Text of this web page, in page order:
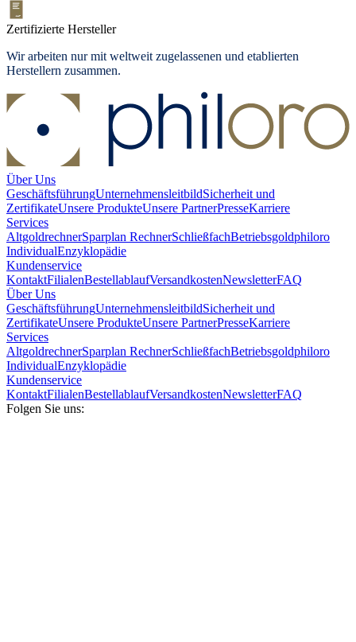
Zertifizierte Hersteller
Wir arbeiten nur mit weltweit zugelassenen und etablierten
Herstellern zusammen.
Über Uns
GeschäftsführungUnternehmensleitbildSicherheit und
ZertifikateUnsere ProdukteUnsere PartnerPresseKarriere
Services
AltgoldrechnerSparplan RechnerSchließfachBetriebsgoldphiloro
IndividualEnzyklopädie
Kundenservice
KontaktFilialenBestellablaufVersandkostenNewsletterFAQ
Über Uns
GeschäftsführungUnternehmensleitbildSicherheit und
ZertifikateUnsere ProdukteUnsere PartnerPresseKarriere
Services
AltgoldrechnerSparplan RechnerSchließfachBetriebsgoldphiloro
IndividualEnzyklopädie
Kundenservice
KontaktFilialenBestellablaufVersandkostenNewsletterFAQ
Folgen Sie uns: